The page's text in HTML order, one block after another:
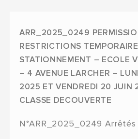
ARR_2025_0249
RESTRICTIONS
STATIONNEMENT – ECOLE
– 4 AVENUE LARCHER –
2025 ET VENDREDI 20 JUIN
CLASSE DECOUVERTE
N°ARR_2025_0249 Arrêtés